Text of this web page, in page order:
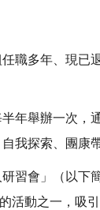
職多年、現
年舉辦一次
我探索、團康
習會」（以
動之一，吸